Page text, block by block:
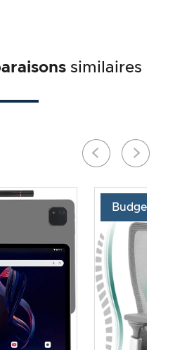
similaires
Budget